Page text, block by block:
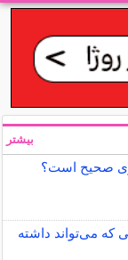
صحیح است؟
که می‌تواند داشته
بیشتر